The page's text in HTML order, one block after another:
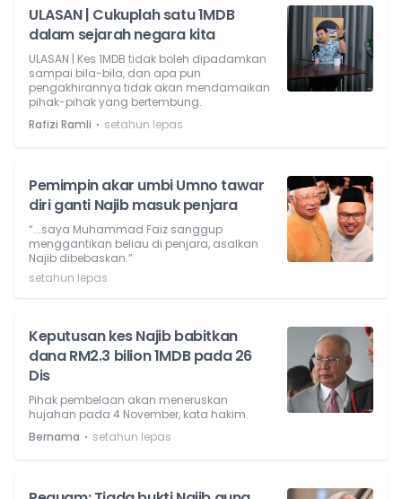
ULASAN | Cukuplah satu 1MDB
dalam sejarah negara kita
ULASAN | Kes 1MDB tidak boleh dipadamkan
sampai bila-bila, dan apa pun
pengakhirannya tidak akan mendamaikan
pihak-pihak yang bertembung.
Rafizi Ramli ⋅ setahun lepas
Pemimpin akar umbi Umno tawar
diri ganti Najib masuk penjara
“...saya Muhammad Faiz sanggup
menggantikan beliau di penjara, asalkan
Najib dibebaskan.”
setahun lepas
Keputusan kes Najib babitkan
dana RM2.3 bilion 1MDB pada 26
Dis
Pihak pembelaan akan meneruskan
hujahan pada 4 November, kata hakim.
Bernama ⋅ setahun lepas